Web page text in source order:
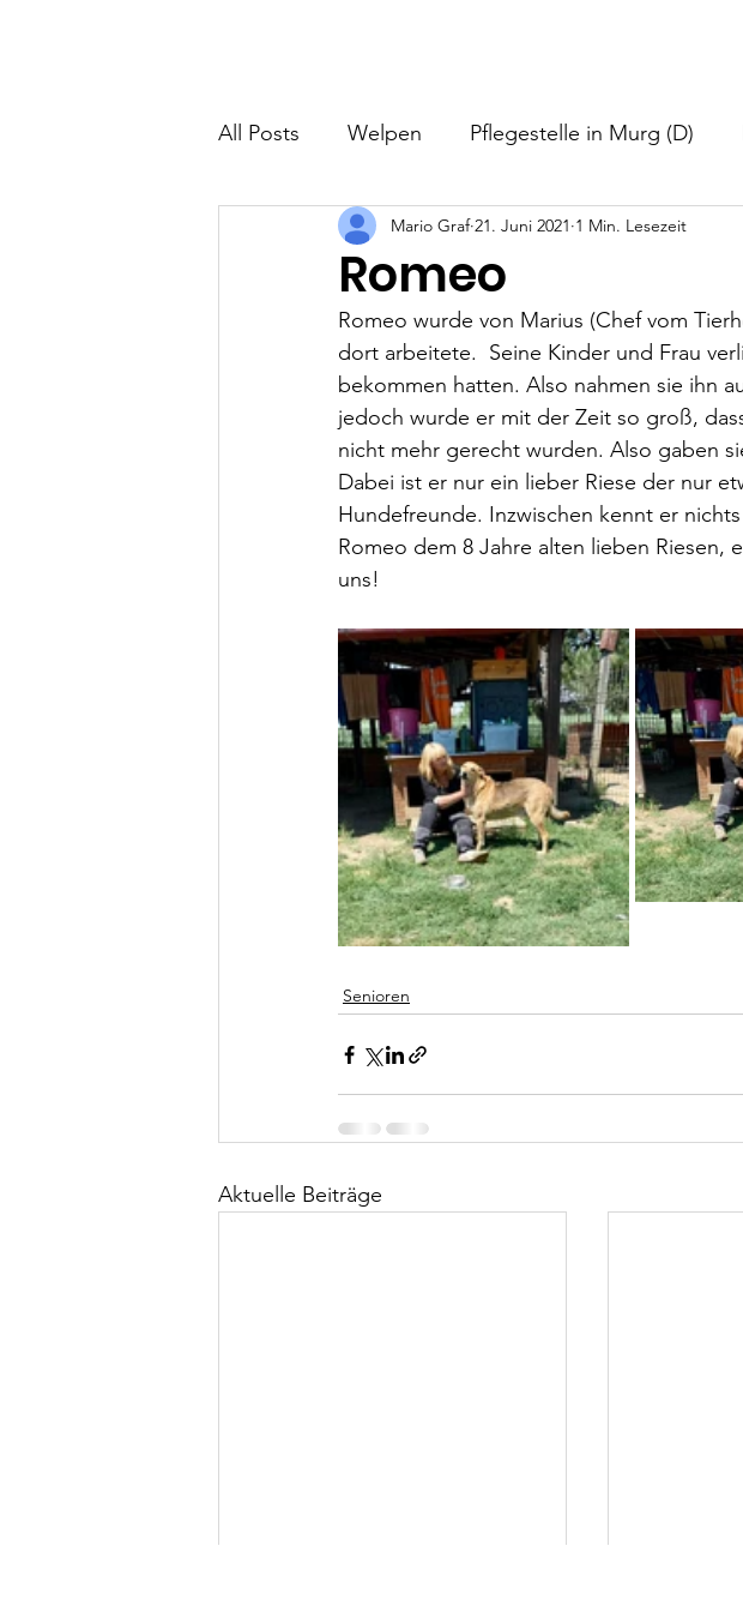
All Posts Welpen Pflegestelle in Murg (D)
Romeo
Mario Graf 21. Juni 2021 1 Min. Lesezeit
Romeo wurde von Marius (Chef vom
dort arbeitete.  Seine Kinder und Frau
bekommen hatten. Also nahmen sie ihn
jedoch wurde er mit der Zeit so groß,
nicht mehr gerecht wurden. Also gaben
Dabei ist er nur ein lieber Riese der nur
Hundefreunde. Inzwischen kennt er
Romeo dem 8 Jahre alten lieben Riesen,
uns!
Senioren
Aktuelle Beiträge